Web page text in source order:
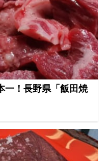
一！長野県「飯田焼